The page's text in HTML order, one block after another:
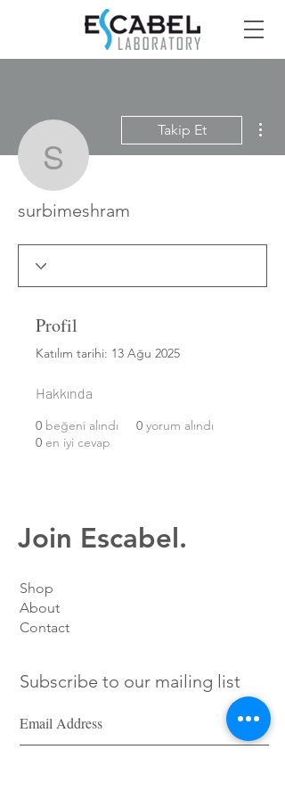
surbimeshram
Takip Et
surbimeshram
Profil
Katılım tarihi: 13 Ağu 2025
Hakkında
0 beğeni alındı 0 yorum alındı
0 en iyi cevap
Join Escabel.
Shop
About
Contact
Subscribe to our mailing list